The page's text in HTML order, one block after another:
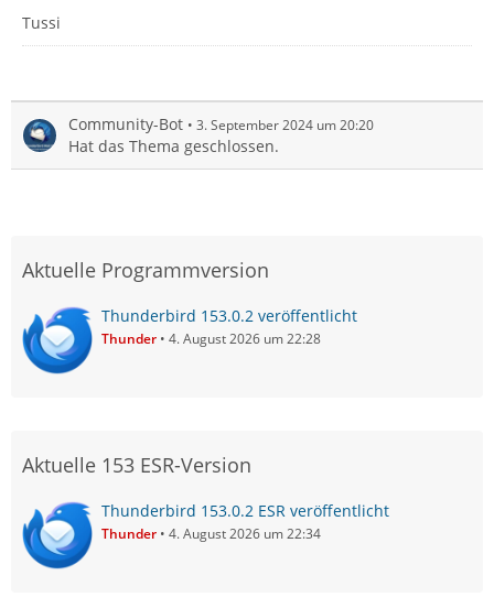
Tussi
Community-Bot 3. September 2024 um 20:20
Hat das Thema geschlossen.
Aktuelle Programmversion
Thunderbird 153.0.2 veröffentlicht
Thunder 4. August 2026 um 22:28
Aktuelle 153 ESR-Version
Thunderbird 153.0.2 ESR veröffentlicht
Thunder 4. August 2026 um 22:34